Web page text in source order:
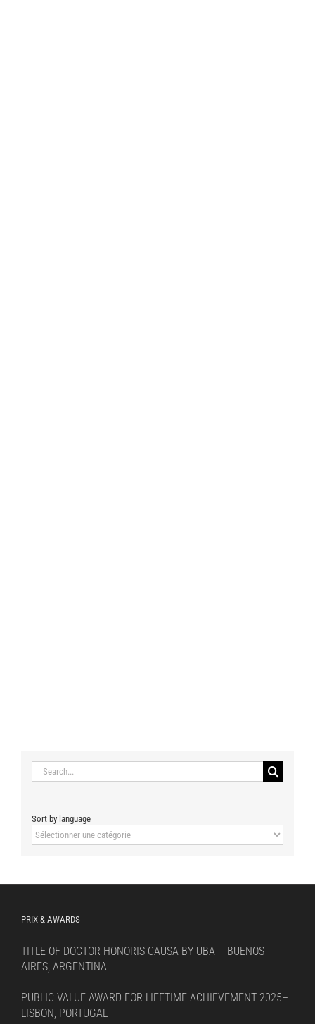
Search
for:
Sort by language
Sort
by
PRIX & AWARDS
TITLE OF DOCTOR HONORIS CAUSA BY UBA – BUENOS
AIRES, ARGENTINA
PUBLIC VALUE AWARD FOR LIFETIME ACHIEVEMENT 2025–
LISBON, PORTUGAL